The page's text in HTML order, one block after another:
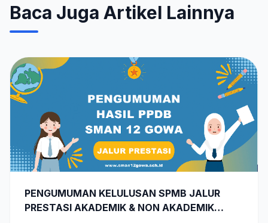
Baca Juga Artikel Lainnya
PENGUMUMAN KELULUSAN SPMB JALUR
PRESTASI AKADEMIK & NON AKADEMIK